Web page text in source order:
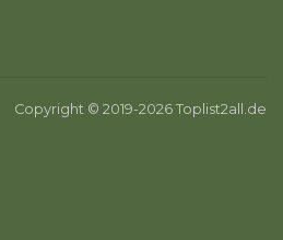
Copyright © 2019-2026 Toplist2all.de